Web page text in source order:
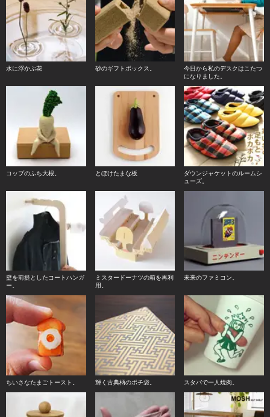
水に浮かぶ花 砂のギフトボックス。
今日から私のデスクはこたつ
になりました。
コップのふち大根。 とぼけたまな板
ダウンジャケットのルームシ
ューズ。
壁を前提としたコートハンガ
ー。
ミスタードーナツの箱を再利
用。
未来のファミコン。
ちいさなたまごトースト。 輝く古典柄のポチ袋。 スタバで一人焼肉。